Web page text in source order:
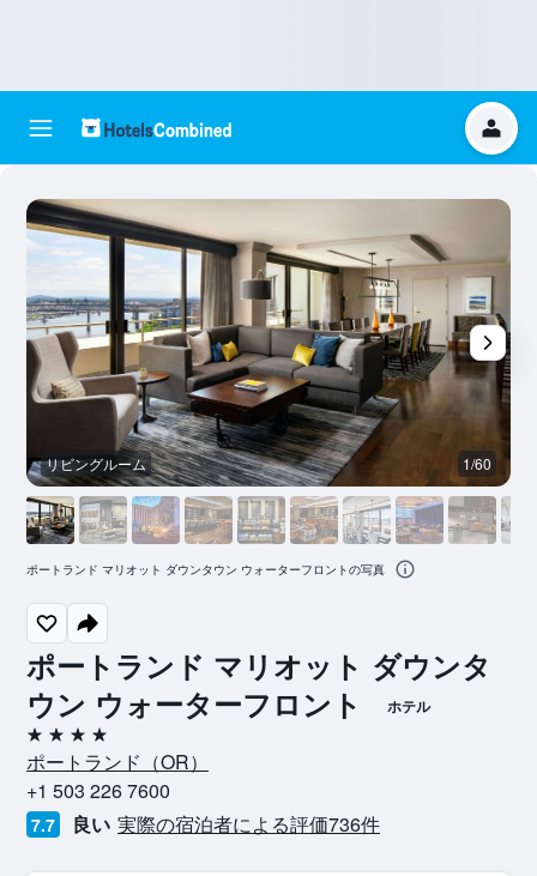
ポートランド マリオット ダウンタ
ウン ウォーターフロント
ホテル
4つ星
ポートランド​（OR​）​
+1 503 226 7600
7.7 良い 実際の宿泊者による評価736​件
リビングルーム 1/60
ポートランド マリオット ダウンタウン ウォーターフロントの写真